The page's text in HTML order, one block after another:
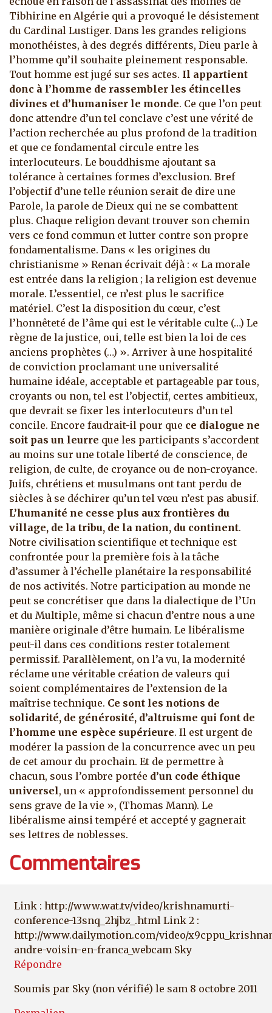
Tibhirine en Algérie qui a provoqué le désistement
du Cardinal Lustiger. Dans les grandes religions
monothéistes, à des degrés différents, Dieu parle à
l’homme qu’il souhaite pleinement responsable.
Tout homme est jugé sur ses actes. Il appartient
donc à l’homme de rassembler les étincelles
divines et d’humaniser le monde. Ce que l’on peut
donc attendre d’un tel conclave c’est une vérité de
l’action recherchée au plus profond de la tradition
et que ce fondamental circule entre les
interlocuteurs. Le bouddhisme ajoutant sa
tolérance à certaines formes d’exclusion. Bref
l’objectif d’une telle réunion serait de dire une
Parole, la parole de Dieux qui ne se combattent
plus. Chaque religion devant trouver son chemin
vers ce fond commun et lutter contre son propre
fondamentalisme. Dans « les origines du
christianisme » Renan écrivait déjà : « La morale
est entrée dans la religion ; la religion est devenue
morale. L’essentiel, ce n’est plus le sacrifice
matériel. C’est la disposition du cœur, c’est
l’honnêteté de l’âme qui est le véritable culte (…) Le
règne de la justice, oui, telle est bien la loi de ces
anciens prophètes (…) ». Arriver à une hospitalité
de conviction proclamant une universalité
humaine idéale, acceptable et partageable par tous,
croyants ou non, tel est l’objectif, certes ambitieux,
que devrait se fixer les interlocuteurs d’un tel
concile. Encore faudrait-il pour que ce dialogue ne
soit pas un leurre que les participants s’accordent
au moins sur une totale liberté de conscience, de
religion, de culte, de croyance ou de non-croyance.
Juifs, chrétiens et musulmans ont tant perdu de
siècles à se déchirer qu’un tel vœu n’est pas abusif.
L’humanité ne cesse plus aux frontières du
village, de la tribu, de la nation, du continent.
Notre civilisation scientifique et technique est
confrontée pour la première fois à la tâche
d’assumer à l’échelle planétaire la responsabilité
de nos activités. Notre participation au monde ne
peut se concrétiser que dans la dialectique de l’Un
et du Multiple, même si chacun d’entre nous a une
manière originale d’être humain. Le libéralisme
peut-il dans ces conditions rester totalement
permissif. Parallèlement, on l’a vu, la modernité
réclame une véritable création de valeurs qui
soient complémentaires de l’extension de la
maîtrise technique. Ce sont les notions de
solidarité, de générosité, d’altruisme qui font de
l’homme une espèce supérieure. Il est urgent de
modérer la passion de la concurrence avec un peu
de cet amour du prochain. Et de permettre à
chacun, sous l’ombre portée d’un code éthique
universel, un « approfondissement personnel du
sens grave de la vie », (Thomas Mann). Le
libéralisme ainsi tempéré et accepté y gagnerait
ses lettres de noblesses.
Commentaires
Link : http://www.wat.tv/video/krishnamurti-
conference-13snq_2hjbz_.html Link 2 :
http://www.dailymotion.com/video/
andre-voisin-en-franca_webcam Sky
Répondre
Soumis par Sky (non vérifié) le sam 8 octobre 2011